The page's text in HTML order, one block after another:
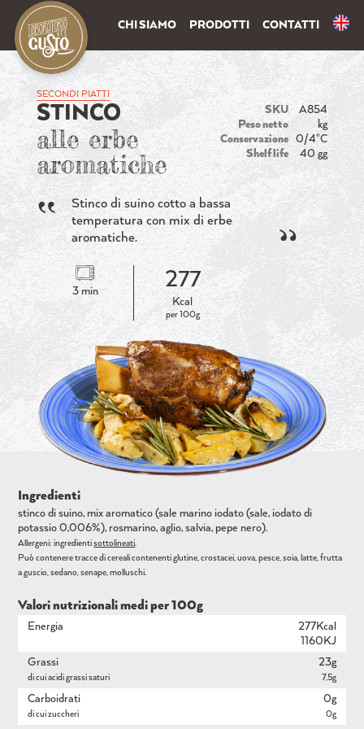
CHI SIAMO PRODOTTI CONTATTI
SECONDI PIATTI
STINCO
alle erbe
aromatiche
SKU
A854
Peso netto
kg
Conservazione 0/4°C
Shelf life
40 gg
Stinco di suino cotto a bassa
temperatura con mix di erbe
aromatiche.
3 min 277
Kcal
per 100g
Ingredienti
stinco di suino, mix aromatico (sale marino iodato (sale, iodato di
potassio 0,006%), rosmarino, aglio, salvia, pepe nero).
Allergeni: ingredientisottolineati.
Può contenere tracce di cereali contenenti glutine, crostacei, uova, pesce, soia, latte, frutta
a guscio, sedano, senape, molluschi.
Valori nutrizionali medi per 100g
Energia
277Kcal
1160KJ
Grassi
di cui acidi grassi saturi
23g
7,5g
Carboidrati
di cui zuccheri
0g
0g